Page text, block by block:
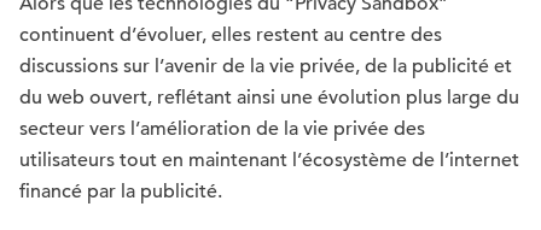
continuent d’évoluer, elles restent au centre des
discussions sur l’avenir de la vie privée, de la publicité et
du web ouvert, reflétant ainsi une évolution plus large du
secteur vers l’amélioration de la vie privée des
utilisateurs tout en maintenant l’écosystème de l’internet
financé par la publicité.